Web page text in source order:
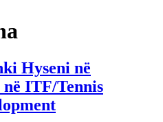
Hyseni në
ITF/Tennis